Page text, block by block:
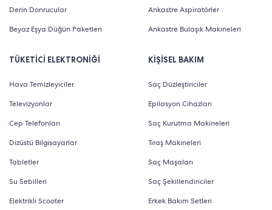
Derin Donrucular
Beyaz Eşya Düğün Paketleri
TÜKETİCİ ELEKTRONİĞİ
Hava Temizleyiciler
Televizyonlar
Cep Telefonları
Dizüstü Bilgisayarlar
Tabletler
Su Sebilleri
Elektrikli Scooter
Ankastre Aspiratörler
Ankastre Bulaşık Makineleri
KİŞİSEL BAKIM
Saç Düzleştiriciler
Epilasyon Cihazları
Saç Kurutma Makineleri
Tıraş Makineleri
Saç Maşaları
Saç Şekillendiriciler
Erkek Bakım Setleri